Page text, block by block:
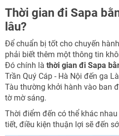
Thời gian đi Sapa
lâu?
Để chuẩn bị tốt cho chuyến
phải biết thêm một thông tin
Đó chính là thời gian đi Sapa
Trần Quý Cáp - Hà Nội đến ga
Tàu thường khởi hành vào ban
tờ mờ sáng.
Thời điểm đến có thể khác
tiết, điều kiện thuận lợi sẽ đến